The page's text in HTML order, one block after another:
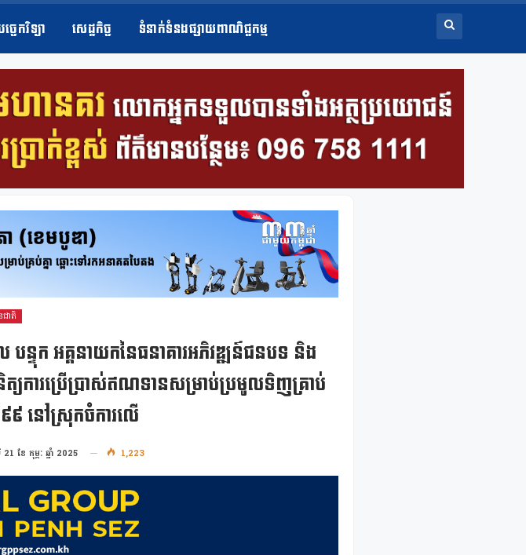
ចេកវិទ្យា សេដ្ឋកិច្ច ទំនាក់ទំនងផ្សាយពាណិជ្ជកម្ម
ជាតិ
ន្ទុក អគ្គនាយកនៃធនាគារអភិវឌ្ឍន៍ជនបទ និង
យការប្រេីប្រាស់ឥណទាន​សម្រាប់ប្រមូលទិញគ្រាប់
៩ នៅស្រុកចំការលើ
21 ខែ កុម្ភៈ ឆ្នាំ 2025 1,223